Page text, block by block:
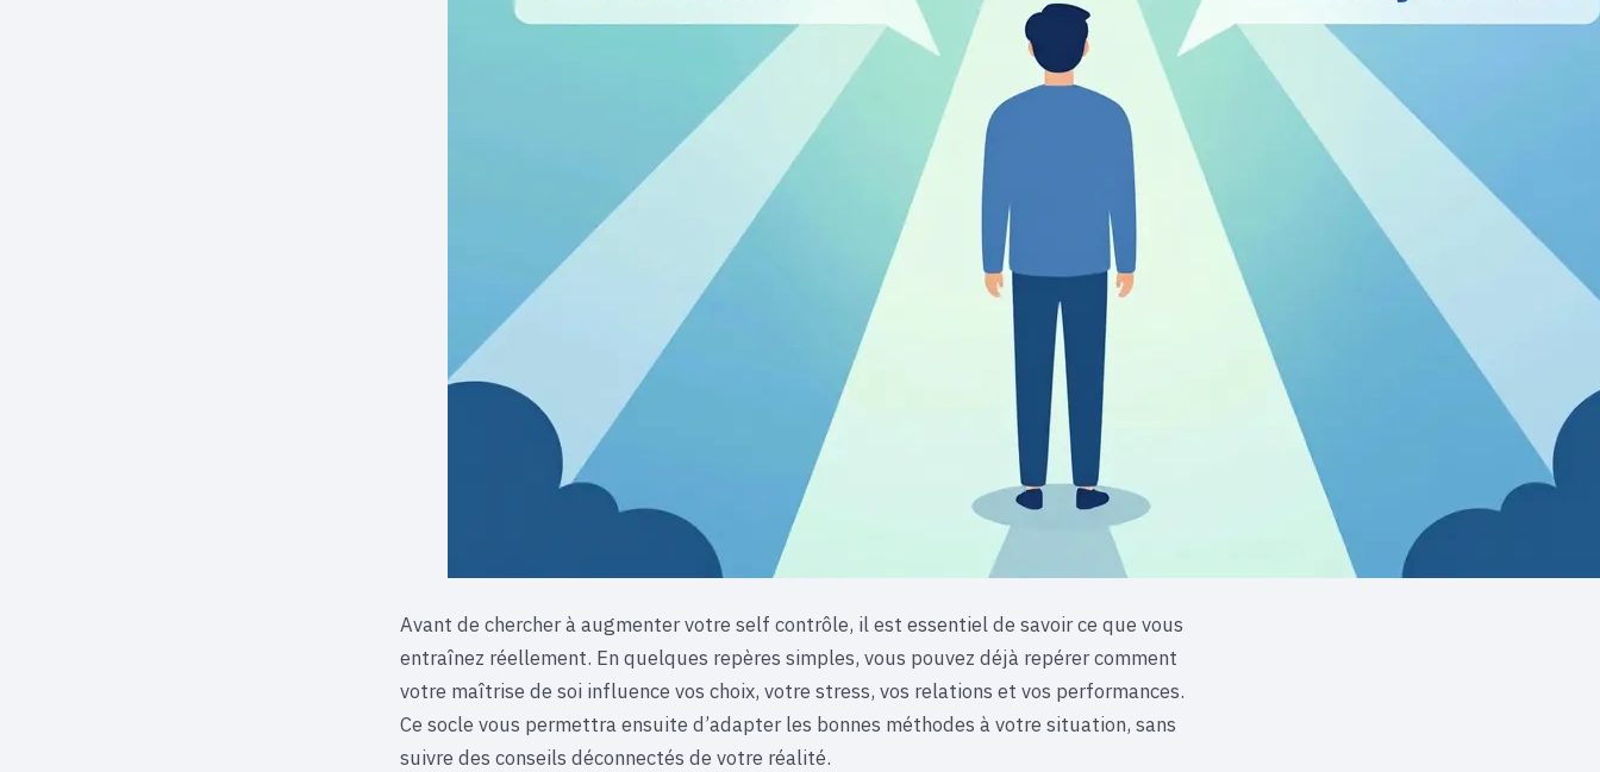
Avant de chercher à augmenter votre self contrôle, il est essentiel de savoir ce que vous
entraînez réellement. En quelques repères simples, vous pouvez déjà repérer comment
votre maîtrise de soi influence vos choix, votre stress, vos relations et vos performances.
Ce socle vous permettra ensuite d’adapter les bonnes méthodes à votre situation, sans
suivre des conseils déconnectés de votre réalité.